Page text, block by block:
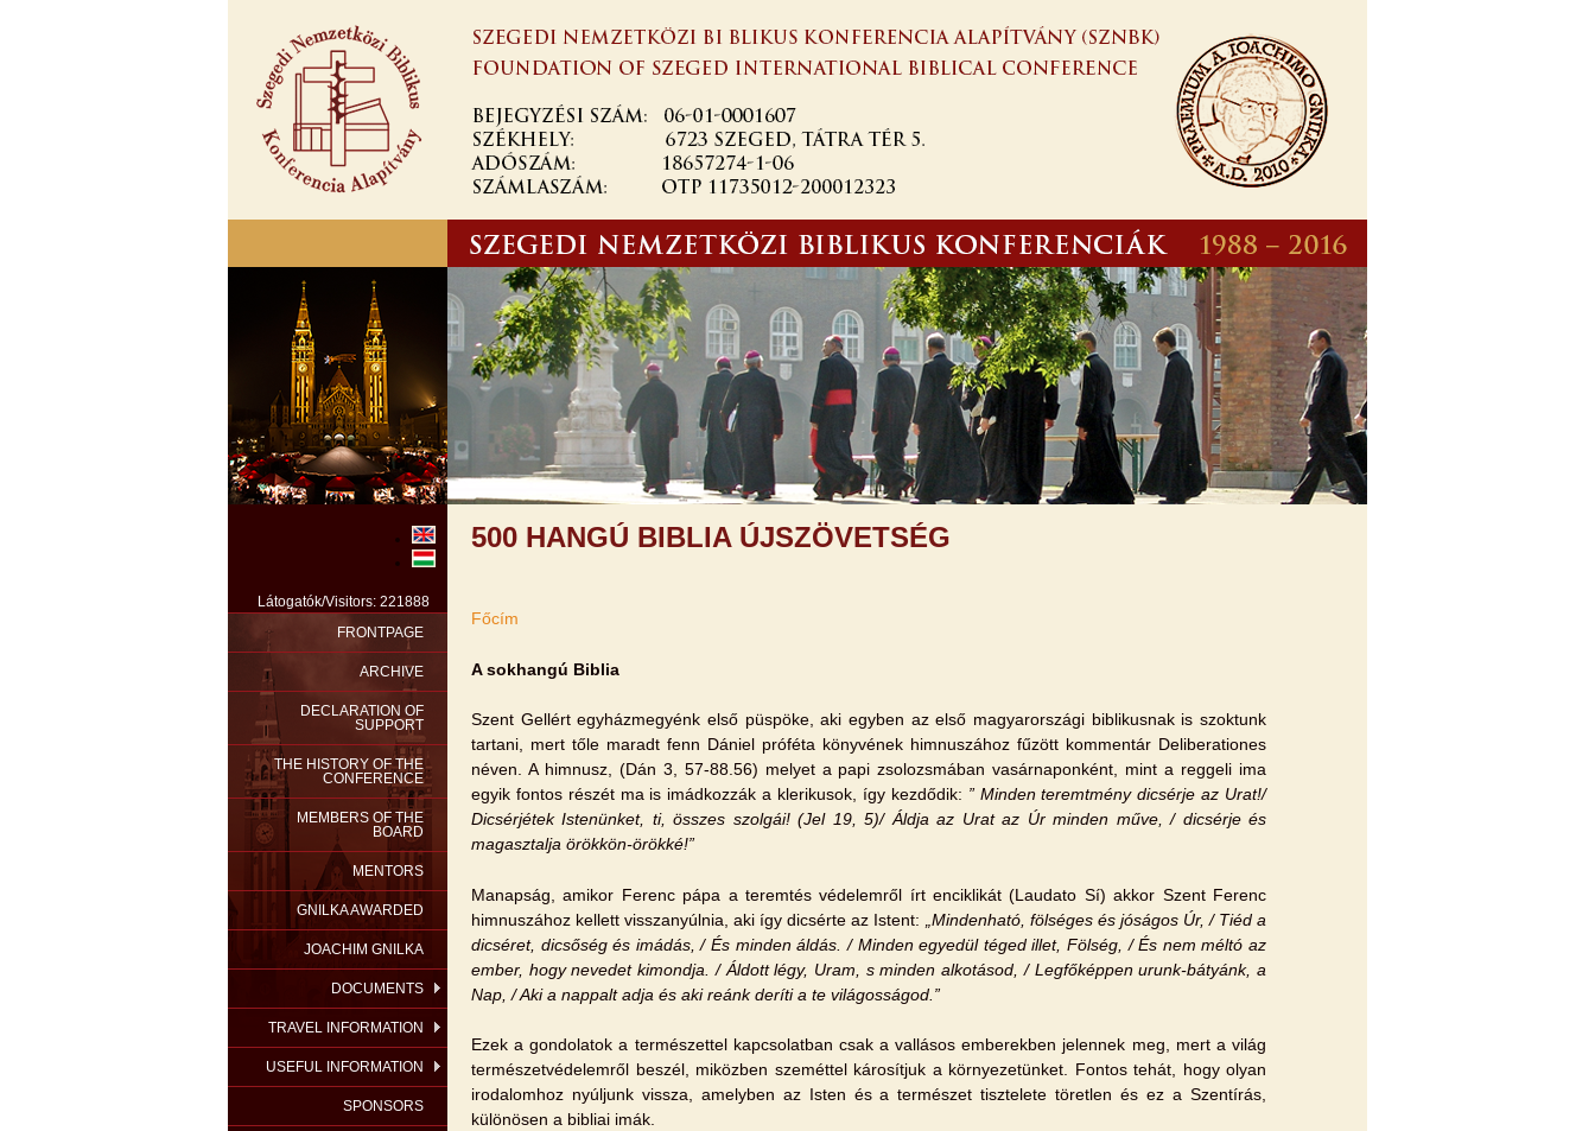
500 HANGÚ BIBLIA ÚJSZÖVETSÉG
Főcím
A sokhangú Biblia
Szent Gellért egyházmegyénk első püspöke, aki egyben az első magyarországi biblikusnak is szoktunk
tartani, mert tőle maradt fenn Dániel próféta könyvének himnuszához fűzött kommentár Deliberationes
néven. A himnusz, (Dán 3, 57-88.56) melyet a papi zsolozsmában vasárnaponként, mint a reggeli ima
egyik fontos részét ma is imádkozzák a klerikusok, így kezdődik: ” Minden teremtmény dicsérje az Urat!/
Dicsérjétek Istenünket, ti, összes szolgái! (Jel 19, 5)/ Áldja az Urat az Úr minden műve, / dicsérje és
magasztalja örökkön-örökké!”
Manapság, amikor Ferenc pápa a teremtés védelemről írt enciklikát (Laudato Sí) akkor Szent Ferenc
himnuszához kellett visszanyúlnia, aki így dicsérte az Istent:
„Mindenható, fölséges és jóságos Úr, / Tiéd a
dicséret, dicsőség és imádás, / És minden áldás. / Minden egyedül téged illet, Fölség, / És nem méltó az
ember, hogy nevedet kimondja. / Áldott légy, Uram, s minden alkotásod, / Legfőképpen urunk-bátyánk, a
Nap, / Aki a nappalt adja és aki reánk deríti a te világosságod.”
Ezek a gondolatok a természettel kapcsolatban csak a vallásos emberekben jelennek meg, mert a világ
természetvédelemről beszél, miközben szeméttel károsítjuk a környezetünket. Fontos tehát, hogy olyan
irodalomhoz nyúljunk vissza, amelyben az Isten és a természet tisztelete töretlen és ez a Szentírás,
különösen a bibliai imák.
Látogatók/Visitors: 221888
FRONTPAGE
ARCHIVE
DECLARATION OF
SUPPORT
THE HISTORY OF THE
CONFERENCE
MEMBERS OF THE
BOARD
MENTORS
GNILKA AWARDED
JOACHIM GNILKA
DOCUMENTS
TRAVEL INFORMATION
USEFUL INFORMATION
SPONSORS